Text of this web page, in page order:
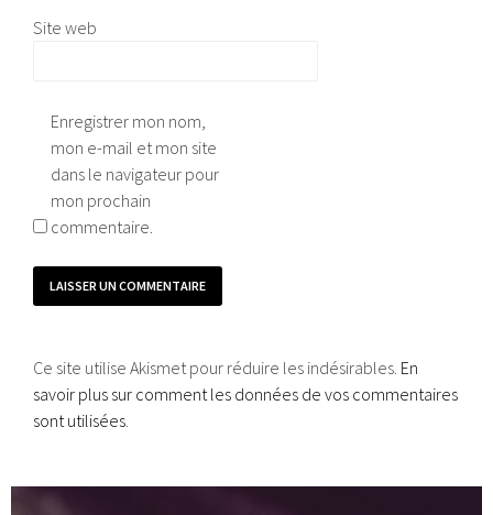
Site web
Enregistrer mon nom,
mon e-mail et mon site
dans le navigateur pour
mon prochain
commentaire.
Ce site utilise Akismet pour réduire les indésirables. En
savoir plus sur comment les données de vos commentaires
sont utilisées.